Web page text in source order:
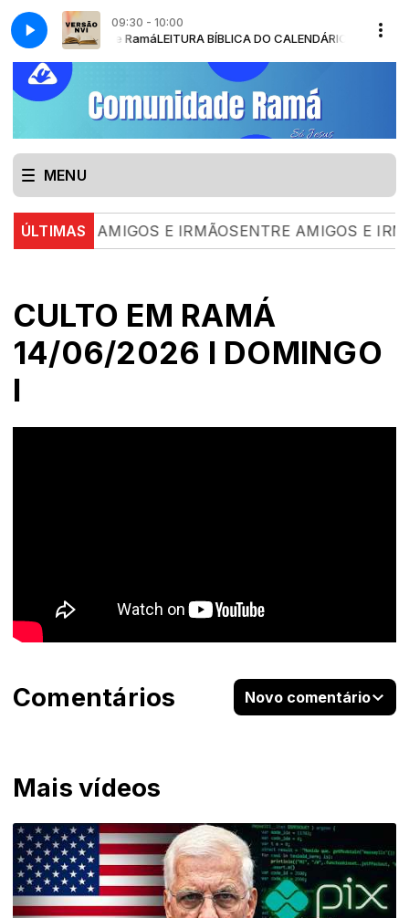
09:30 - 10:00
Ramá LEITURA BÍBLICA DO CALENDÁRIO - VERSÃO NVI
MENU
ÚLTIMAS
AMIGOS E IRMÃOSENTRE AMIGOS E IRMÃOS |
CULTO EM RAMÁ
14/06/2026 I DOMINGO
I
Mais vídeos
Comentários Novo comentário